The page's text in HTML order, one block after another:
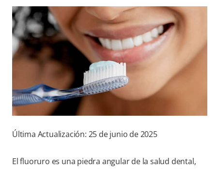
PARA PROFESIONALES
CUPONES
DONDE COMPRAR
Última Actualización: 25 de junio de 2025
El fluoruro es una piedra angular de la salud dental,